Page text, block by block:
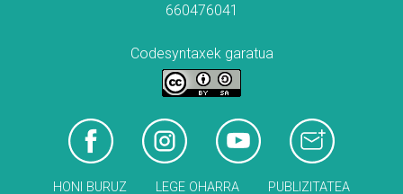
660476041
Codesyntaxek garatua
HONI BURUZ LEGE OHARRA PUBLIZITATEA